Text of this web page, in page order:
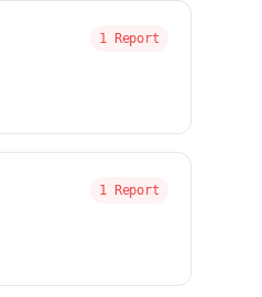
1 Report
1 Report